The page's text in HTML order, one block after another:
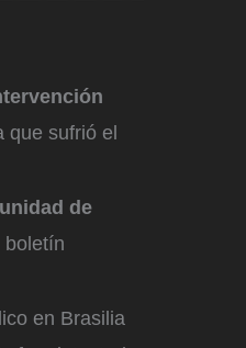
sufrió el
unidad de
boletín
en Brasilia